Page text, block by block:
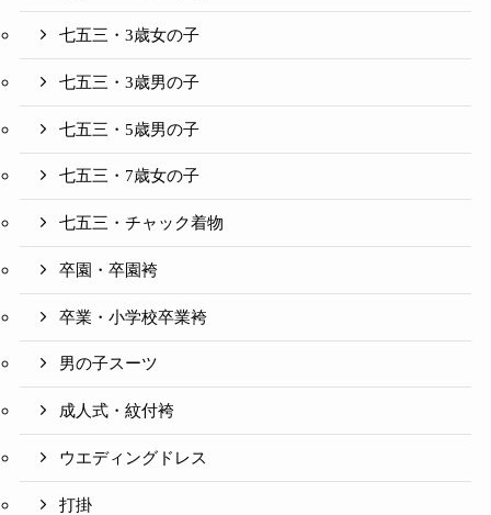
七五三・3歳女の子
七五三・3歳男の子
七五三・5歳男の子
七五三・7歳女の子
七五三・チャック着物
卒園・卒園袴
卒業・小学校卒業袴
男の子スーツ
成人式・紋付袴
ウエディングドレス
打掛